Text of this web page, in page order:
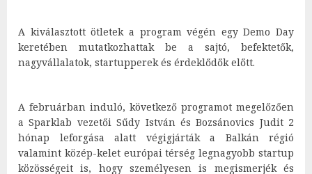
A kiválasztott ötletek a program végén egy Demo Day
keretében mutatkozhattak be a sajtó, befektetők,
nagyvállalatok, startupperek és érdeklődők előtt.
A februárban induló, következő programot megelőzően
a Sparklab vezetői Sűdy István és Bozsánovics Judit 2
hónap leforgása alatt végigjárták a Balkán régió
valamint közép-kelet európai térség legnagyobb startup
közösségeit is, hogy személyesen is megismerjék és